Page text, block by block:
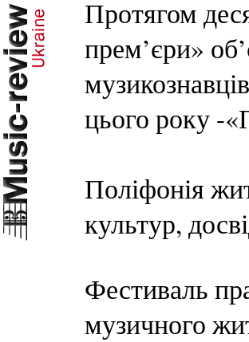
Протягом
прем’єри»
цього року -
Поліфонія
культур,
Фестиваль
музичного